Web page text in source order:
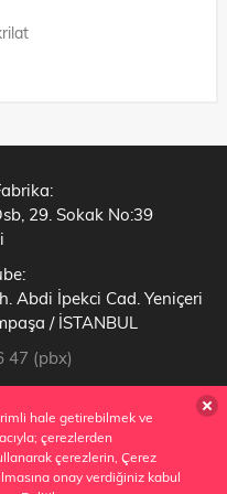
29. Sokak No:39
Abdi İpekci Cad. Yeniçeri
/ İSTANBUL
47 (pbx)
hale getirebilmek ve
çerezlerden
çerezlerin, Çerez
onay verdiğiniz kabul